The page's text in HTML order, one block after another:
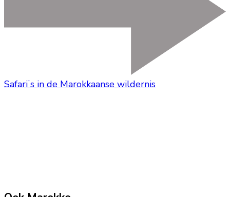
Safariʼs in de Marokkaanse wildernis